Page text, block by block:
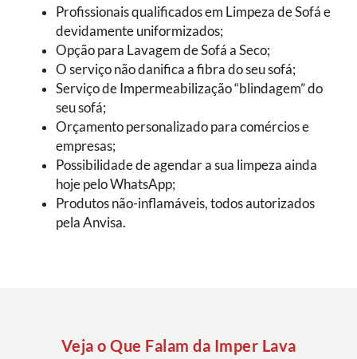
Profissionais qualificados em Limpeza de Sofá e
devidamente uniformizados;
Opção para Lavagem de Sofá a Seco;
O serviço não danifica a fibra do seu sofá;
Serviço de Impermeabilização “blindagem” do
seu sofá;
Orçamento personalizado para comércios e
empresas;
Possibilidade de agendar a sua limpeza ainda
hoje pelo WhatsApp;
Produtos não-inflamáveis, todos autorizados
pela Anvisa.
Veja o Que Falam da Imper Lava